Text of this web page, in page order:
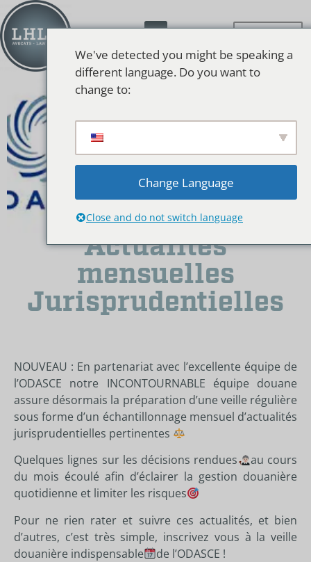
Actualités
mensuelles
Jurisprudentielles
NOUVEAU : En partenariat avec l’excellente équipe de
l’ODASCE notre INCONTOURNABLE équipe douane
assure désormais la préparation d’une veille régulière
sous forme d’un échantillonnage mensuel d’actualités
jurisprudentielles pertinentes
Quelques lignes sur les décisions rendues
au cours
du mois écoulé afin d’éclairer la gestion douanière
quotidienne et limiter les risques
Pour ne rien rater et suivre ces actualités, et bien
d’autres, c’est très simple, inscrivez vous à la veille
douanière indispensable
de l’ODASCE !
We've detected you might be speaking a
different language. Do you want to
change to:
Change Language
Close and do not switch language